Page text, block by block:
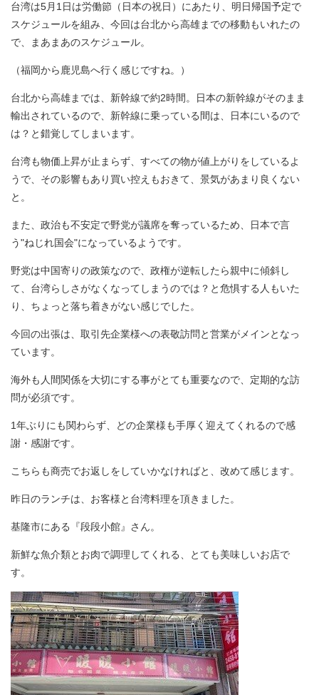
台湾は5月1日は労働節（日本の祝日）にあたり、明日帰国予定で
スケジュールを組み、今回は台北から高雄までの移動もいれたの
で、まあまあのスケジュール。
（福岡から鹿児島へ行く感じですね。）
台北から高雄までは、新幹線で約2時間。日本の新幹線がそのまま
輸出されているので、新幹線に乗っている間は、日本にいるので
は？と錯覚してしまいます。
台湾も物価上昇が止まらず、すべての物が値上がりをしているよ
うで、その影響もあり買い控えもおきて、景気があまり良くない
と。
また、政治も不安定で野党が議席を奪っているため、日本で言
う"ねじれ国会"になっているようです。
野党は中国寄りの政策なので、政権が逆転したら親中に傾斜し
て、台湾らしさがなくなってしまうのでは？と危惧する人もいた
り、ちょっと落ち着きがない感じでした。
今回の出張は、取引先企業様への表敬訪問と営業がメインとなっ
ています。
海外も人間関係を大切にする事がとても重要なので、定期的な訪
問が必須です。
1年ぶりにも関わらず、どの企業様も手厚く迎えてくれるので感
謝・感謝です。
こちらも商売でお返しをしていかなければと、改めて感じます。
昨日のランチは、お客様と台湾料理を頂きました。
基隆市にある『段段小館』さん。
新鮮な魚介類とお肉で調理してくれる、とても美味しいお店で
す。